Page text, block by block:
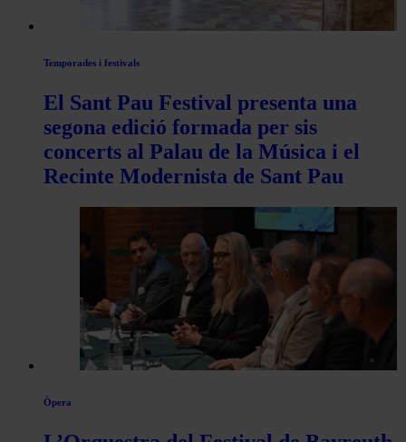
Temporades i festivals
El Sant Pau Festival presenta una
segona edició formada per sis
concerts al Palau de la Música i el
Recinte Modernista de Sant Pau
Òpera